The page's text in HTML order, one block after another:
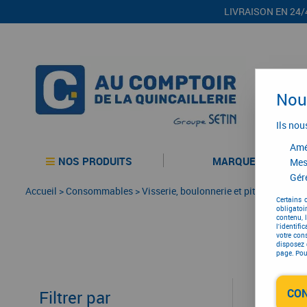
LIVRAISON EN 24/
NOS PRODUITS MARQUES
Accueil >Consommables >Visserie, boulonnerie et pitonnerie
Filtrer par
Ils
Certains
contenu,
votre
disposez
page.